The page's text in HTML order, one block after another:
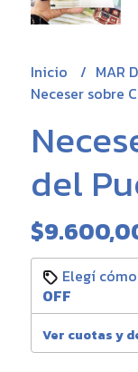
Inicio MAR
Neceser sobre
del
Elegí
OFF
Ver cuotas y